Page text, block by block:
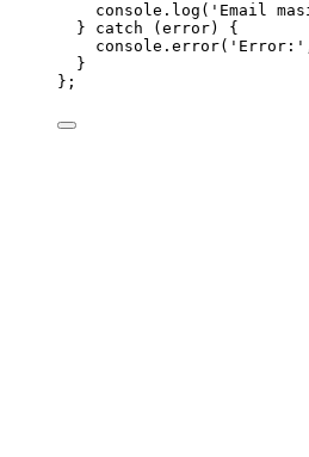
console . log ( ' Email
} catch
( error)
{
console . error( ' Error: '
}
} ;